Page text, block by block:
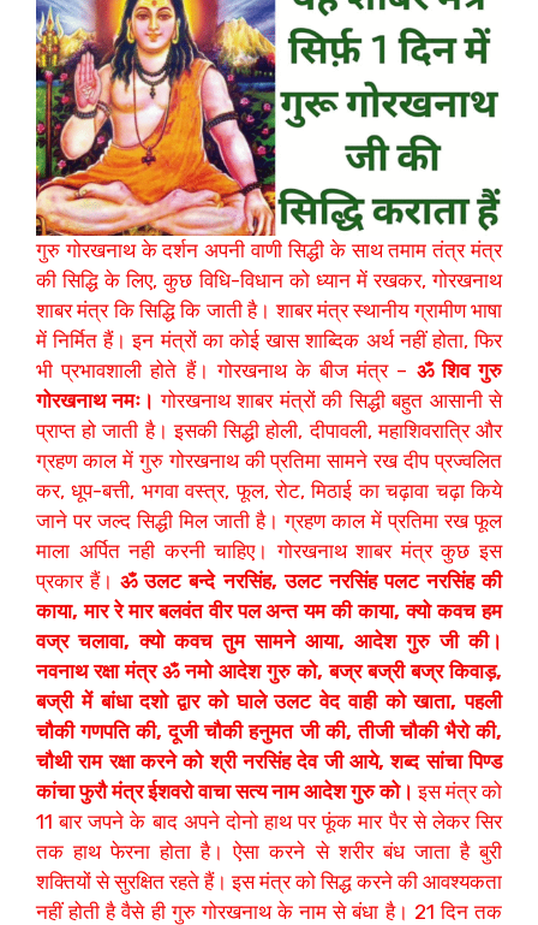
गुरु गोरखनाथ के दर्शन अपनी वाणी सिद्धी के साथ तमाम तंत्र मंत्र
की सिद्धि के लिए, कुछ विधि-विधान को ध्यान में रखकर, गोरखनाथ
शाबर मंत्र कि सिद्धि कि जाती है। शाबर मंत्र स्थानीय ग्रामीण भाषा
में निर्मित हैं। इन मंत्रों का कोई खास शाब्दिक अर्थ नहीं होता, फिर
भी प्रभावशाली होते हैं। गोरखनाथ के बीज मंत्र – ॐ शिव गुरु
गोरखनाथ नमः। गोरखनाथ शाबर मंत्रों की सिद्धी बहुत आसानी से
प्राप्त हो जाती है। इसकी सिद्धी होली, दीपावली, महाशिवरात्रि और
ग्रहण काल में गुरु गोरखनाथ की प्रतिमा सामने रख दीप प्रज्वलित
कर, धूप-बत्ती, भगवा वस्त्र, फूल, रोट, मिठाई का चढ़ावा चढ़ा किये
जाने पर जल्द सिद्धी मिल जाती है। ग्रहण काल में प्रतिमा रख फूल
माला अर्पित नही करनी चाहिए। गोरखनाथ शाबर मंत्र कुछ इस
प्रकार हैं।ॐ उलट बन्दे नरसिंह, उलट नरसिंह पलट नरसिंह की
काया, मार रे मार बलवंत वीर पल अन्त यम की काया, क्यो कवच हम
वज्र चलावा, क्यो कवच तुम सामने आया, आदेश गुरु जी की।
नवनाथ रक्षा मंत्र ॐ नमो आदेश गुरु को, बज्र बज्री बज्र किवाड़,
बज्री में बांधा दशो द्वार को घाले उलट वेद वाही को खाता, पहली
चौकी गणपति की, दूजी चौकी हनुमत जी की, तीजी चौकी भैरो की,
चौथी राम रक्षा करने को श्री नरसिंह देव जी आये, शब्द सांचा पिण्ड
कांचा फुरौ मंत्र ईशवरो वाचा सत्य नाम आदेश गुरु को। इस मंत्र को
11 बार जपने के बाद अपने दोनो हाथ पर फूंक मार पैर से लेकर सिर
तक हाथ फेरना होता है। ऐसा करने से शरीर बंध जाता है बुरी
शक्तियों से सुरक्षित रहते हैं। इस मंत्र को सिद्ध करने की आवश्यकता
नहीं होती है वैसे ही गुरु गोरखनाथ के नाम से बंधा है। 21 दिन तक